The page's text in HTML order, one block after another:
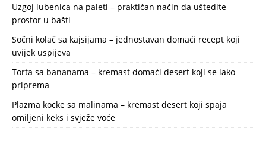
Uzgoj lubenica na paleti – praktičan način da uštedite
prostor u bašti
Sočni kolač sa kajsijama – jednostavan domaći recept koji
uvijek uspijeva
Torta sa bananama – kremast domaći desert koji se lako
priprema
Plazma kocke sa malinama – kremast desert koji spaja
omiljeni keks i svježe voće